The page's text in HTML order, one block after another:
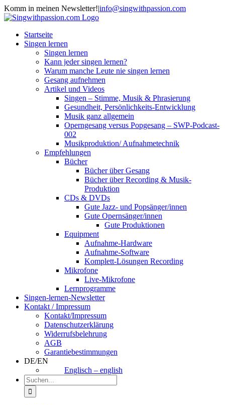
Zum
Inhalt
Komm in meinen Newsletter!|info@singwithpassion.com
Facebook
Twitter
YouTube
E-
Startseite
Singen lernen
Singen lernen
Kann jeder singen lernen?
Warum manche Leute nie singen lernen
Gesang aufnehmen
Artikel und Videos
Singen – Stimme, Musik & Phrasierung
Gesundheit, Persönlichkeits-Entwicklung
Musik ganz allgemein
Operngesang versus Popgesang – SWP-Podcast-
002
Musikproduktion/ Aufnahmetechnik
Empfehlungen
Bücher
Bücher über Gesang
Bücher über Recording & Musik-
Produktion
CDs & DVDs
Gute Jazz- und Popsänger/innen
Gute Opernsänger/innen
Gute Produktionen
Equipment
Aufnahme-Hardware
Aufnahme-Software
Komplett-Lösungen Recording
Mikrofone
Live-Mikrofone
Lernprogramme
Singen-lernen-Newsletter
Kontakt / Impressum
Kontakt/Impressum
Datenschutzerklärung
Widerrufsbelehrung
AGB
Garantiebestimmungen
DE/EN
Englisch – english
Suche
nach: